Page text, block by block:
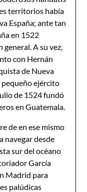
territorios había
España; ante tan
en 1522
A su vez,
con Hernán
de Nueva
pequeño ejército
de 1524 fundó
en Guatemala.
de en ese mismo
navegar desde
sur del océano
García
Madrid para
palúdicas